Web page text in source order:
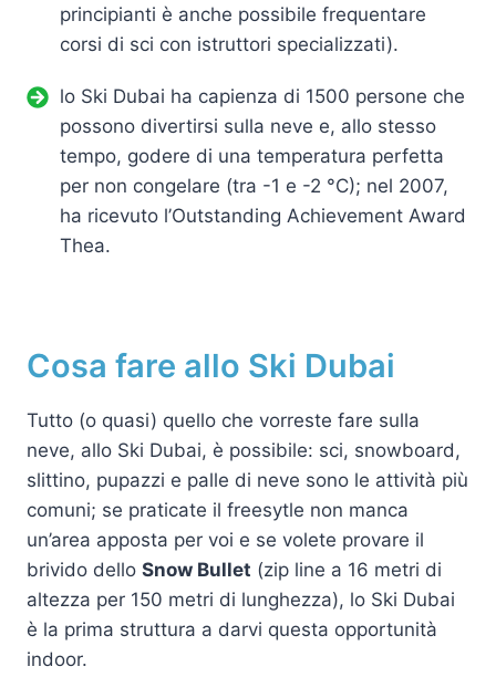
principianti è anche possibile frequentare
corsi di sci con istruttori specializzati).
lo Ski Dubai ha capienza di 1500 persone che
possono divertirsi sulla neve e, allo stesso
tempo, godere di una temperatura perfetta
per non congelare (tra -1 e -2 °C); nel 2007,
ha ricevuto l’Outstanding Achievement Award
Thea.
Cosa fare allo Ski Dubai
Tutto (o quasi) quello che vorreste fare sulla
neve, allo Ski Dubai, è possibile: sci, snowboard,
slittino, pupazzi e palle di neve sono le attività più
comuni; se praticate il freesytle non manca
un’area apposta per voi e se volete provare il
brivido dello Snow Bullet (zip line a 16 metri di
altezza per 150 metri di lunghezza), lo Ski Dubai
è la prima struttura a darvi questa opportunità
indoor.